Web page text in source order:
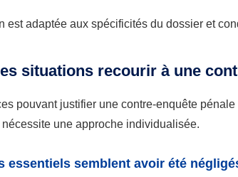
est adaptée aux spécificités du dossier et
situations recourir à une
pouvant justifier une contre-enquête
une approche individualisée.
essentiels semblent avoir été